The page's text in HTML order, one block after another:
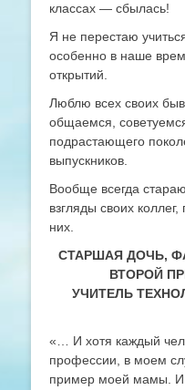
классах — сбылась!
Я не перестаю
особенно в наше
открытий.
Люблю всех своих
общаемся,
подрастающего
выпускников.
Вообще всегда
взгляды своих
них.
СТАРШАЯ ДОЧЬ,
ВТОРОЙ
УЧИТЕЛЬ
«… И хотя каждый
профессии, в моем
пример моей мамы. И